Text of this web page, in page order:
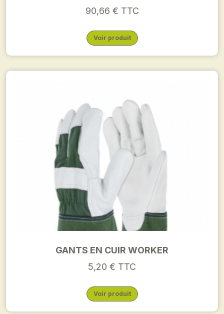
90,66 € TTC
Voir produit
GANTS EN CUIR WORKER
5,20 € TTC
Voir produit